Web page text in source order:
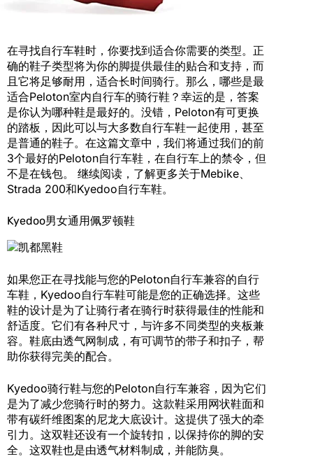
在寻找自行车鞋时，你要找到适合你需要的类型。正
确的鞋子类型将为你的脚提供最佳的贴合和支持，而
且它将足够耐用，适合长时间骑行。那么，哪些是最
适合Peloton室内自行车的骑行鞋？幸运的是，答案
是你认为哪种鞋是最好的。没错，Peloton有可更换
的踏板，因此可以与大多数自行车鞋一起使用，甚至
是普通的鞋子。在这篇文章中，我们将通过我们的前
3个最好的Peloton自行车鞋，在自行车上的禁令，但
不是在钱包。 继续阅读，了解更多关于Mebike、
Strada 200和Kyedoo自行车鞋。
Kyedoo男女通用佩罗顿鞋
如果您正在寻找能与您的Peloton自行车兼容的自行
车鞋，Kyedoo自行车鞋可能是您的正确选择。这些
鞋的设计是为了让骑行者在骑行时获得最佳的性能和
舒适度。它们有各种尺寸，与许多不同类型的夹板兼
容。鞋底由透气网制成，有可调节的带子和扣子，帮
助你获得完美的配合。
Kyedoo骑行鞋与您的Peloton自行车兼容，因为它们
是为了减少您骑行时的努力。这款鞋采用网状鞋面和
带有碳纤维图案的尼龙大底设计。这提供了强大的牵
引力。这双鞋还设有一个旋转扣，以保持你的脚的安
全。这双鞋也是由透气材料制成，并能防臭。